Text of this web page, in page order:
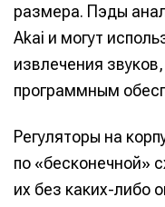
размера. Пэды
Akai и могут
извлечения
программным
Регуляторы на
по «бесконечной»
их без каких-либо